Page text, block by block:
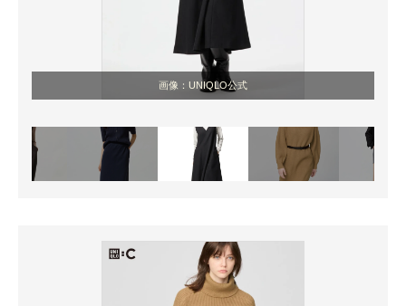
画像：UNIQLO公式